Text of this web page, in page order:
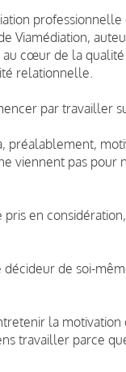
Viamédiation,
cœur de la
relationnelle.
par travailler
préalablement,
viennent pas pour
pris en
de soi-
la motivation
travailler parce